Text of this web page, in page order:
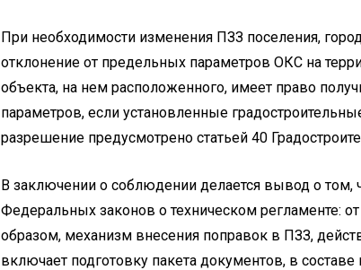
При необходимости изменения ПЗЗ поселения,
отклонение от предельных параметров ОКС на
объекта, на нем расположенного, имеет право
параметров, если установленные
разрешение предусмотрено статьей 40
В заключении о соблюдении делается вывод о том,
Федеральных законов о техническом регламенте:
образом, механизм внесения поправок в ПЗЗ,
включает подготовку пакета документов, в